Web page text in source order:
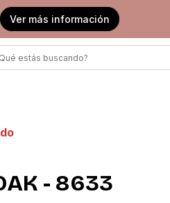
Ver más información
- 8633